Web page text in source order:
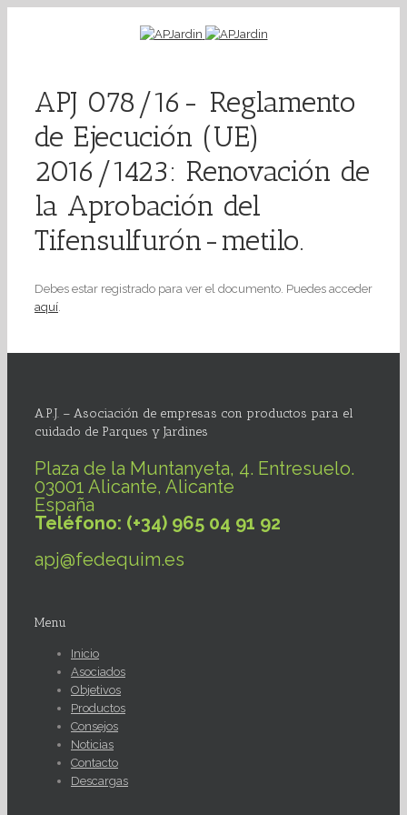
APJ 078/16- Reglamento
de Ejecución (UE)
2016/1423: Renovación de
la Aprobación del
Tifensulfurón-metilo.
Debes estar registrado para ver el documento. Puedes acceder
aquí.
A.P.J. – Asociación de empresas con productos para el
cuidado de Parques y Jardines
Plaza de la Muntanyeta, 4. Entresuelo.
03001 Alicante, Alicante
España
Teléfono: (+34) 965 04 91 92
apj@fedequim.es
Menu
Inicio
Asociados
Objetivos
Productos
Consejos
Noticias
Contacto
Descargas